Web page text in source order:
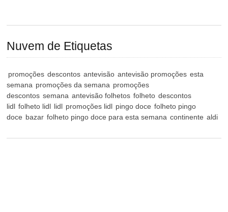
Nuvem de Etiquetas
promoções descontos antevisão antevisão promoções esta
semana promoções da semana promoções
descontos semana antevisão folhetos folheto descontos
lidl folheto lidl lidl promoções lidl pingo doce folheto pingo
doce bazar folheto pingo doce para esta semana continente aldi